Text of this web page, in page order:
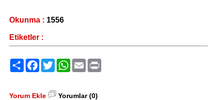
Okunma : 1556
Etiketler :
PaylaşFacebook
TwitterWhatsApp
Email
Yorum Ekle
Yorumlar (0)